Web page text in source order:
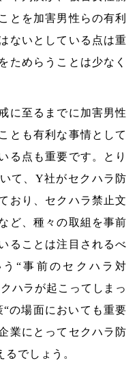
とを加害男性らの有利
ないとしている点は重
ためらうことは少なく
に至るまでに加害男性
とも有利な事情として
る点も重要です。とり
て、Y社がセクハラ防
おり、セクハラ禁止文
ど、種々の取組を事前
ることは注目されるべ
“事前のセクハラ対
ハラが起こってしまっ
の場面においても重要
業にとってセクハラ防
でしょう。